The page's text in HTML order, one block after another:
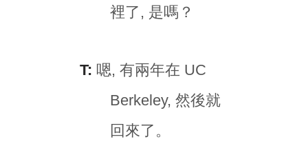
裡了, 是嗎？
T: 嗯, 有兩年在 UC
Berkeley, 然後就
回來了。